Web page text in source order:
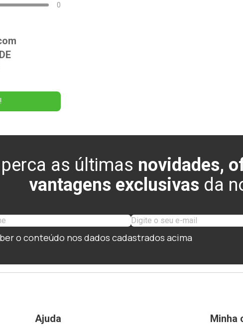
0
as últimas novidades,
vantagens exclusivas da
o conteúdo nos dados cadastrados acima
Ajuda Minha